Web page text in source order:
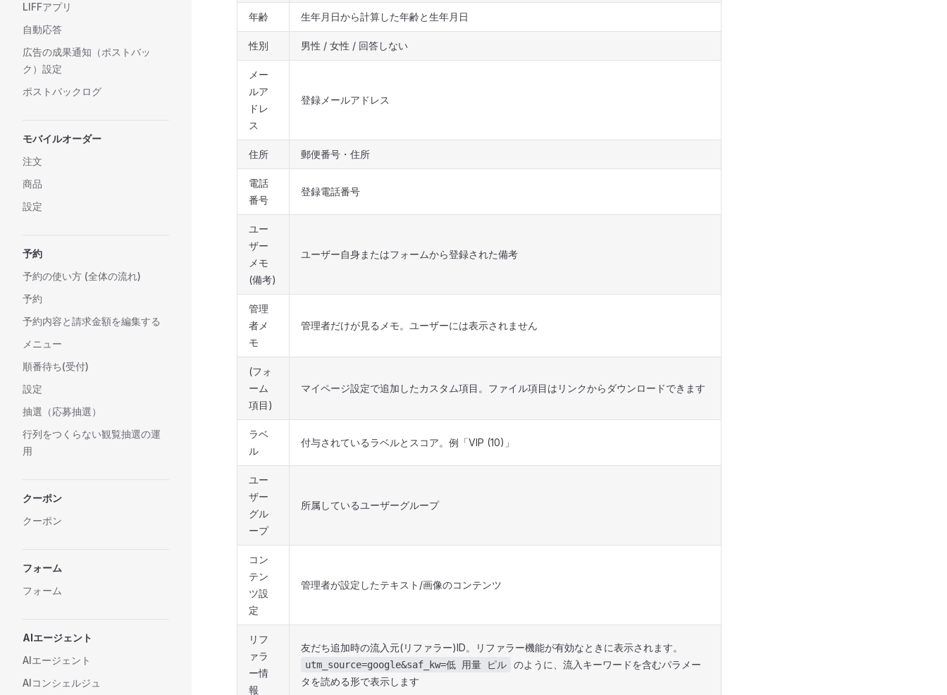
LIFFアプリ
自動応答
広告の成果通知（ポストバッ
ク）設定
ポストバックログ
モバイルオーダー
注文
商品
設定
予約
予約の使い方 (全体の流れ)
予約
予約内容と請求金額を編集する
メニュー
順番待ち(受付)
設定
抽選（応募抽選）
行列をつくらない観覧抽選の運
用
クーポン
クーポン
フォーム
フォーム
AIエージェント
AIエージェント
AIコンシェルジュ
年齢 生年月日から計算した年齢と生年月日
性別 男性 / 女性 / 回答しない
メー
ルア
ドレ
ス
登録メールアドレス
住所 郵便番号・住所
電話
番号
登録電話番号
ユー
ザー
メモ
(備考)
ユーザー自身またはフォームから登録された備考
管理
者メ
モ
管理者だけが見るメモ。ユーザーには表示されません
(フォ
ーム
項目)
マイページ設定で追加したカスタム項目。ファイル項目はリンクからダウンロードできます
ラベ
ル
付与されているラベルとスコア。例「VIP (10)」
ユー
ザー
グル
ープ
所属しているユーザーグループ
コン
テン
ツ設
定
管理者が設定したテキスト/画像のコンテンツ
リフ
ァラ
ー情
報
友だち追加時の流入元(リファラー)ID。リファラー機能が有効なときに表示されます。
utm_source=google&saf_kw=低 用量 ピル
のように、流入キーワードを含むパラメー
タを読める形で表示します